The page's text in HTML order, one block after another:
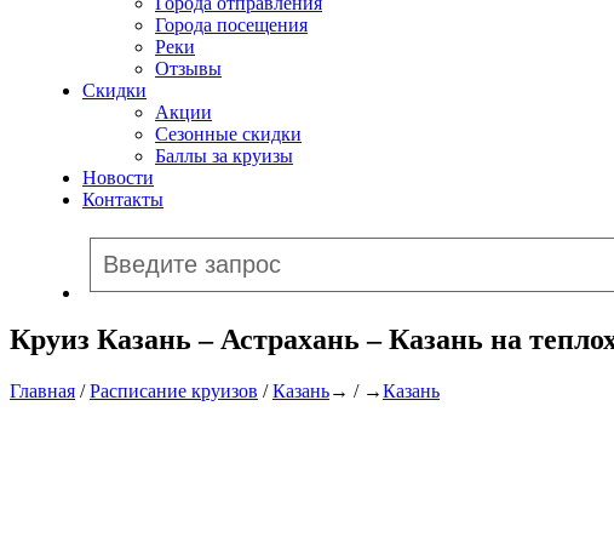
Города посещения
Реки
Отзывы
Скидки
Акции
Сезонные скидки
Баллы за круизы
Новости
Контакты
Круиз Казань – Астрахань – Казань на
Главная /Расписание круизов /Казань→ / →Казань